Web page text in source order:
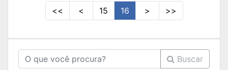
<< < 15 16 > >>
Buscar